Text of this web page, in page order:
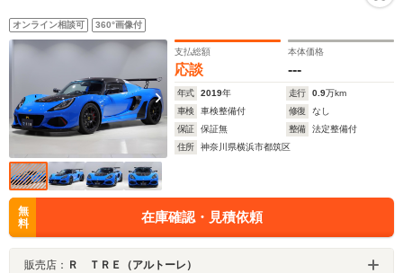
オンライン相談可 360°画像付
支払総額
応談
本体価格
---
年式 2019年 走行 0.9万km
車検
車検整備付 修復
なし
保証
保証無 整備
法定整備付
住所
神奈川県横浜市都筑区
無
料
在庫確認・見積依頼
販売店： Ｒ ＴＲＥ（アルトーレ）